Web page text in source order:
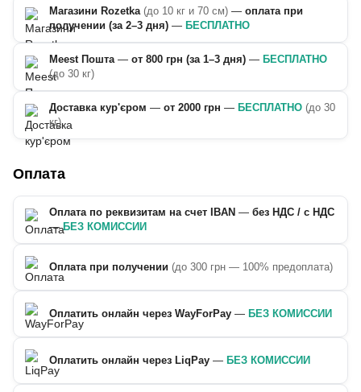
Магазини Rozetka (до 10 кг и 70 см) — оплата при
получении (за 2–3 дня) — БЕСПЛАТНО
Meest Пошта — от 800 грн (за 1–3 дня) — БЕСПЛАТНО
(до 30 кг)
Доставка кур'єром — от 2000 грн — БЕСПЛАТНО (до 30
кг)
Оплата
Оплата по реквизитам на счет IBAN — без НДС / с НДС
—БЕЗ КОМИССИИ
Оплата при получении (до 300 грн — 100% предоплата)
Оплатить онлайн через WayForPay — БЕЗ КОМИССИИ
Оплатить онлайн через LiqPay — БЕЗ КОМИССИИ